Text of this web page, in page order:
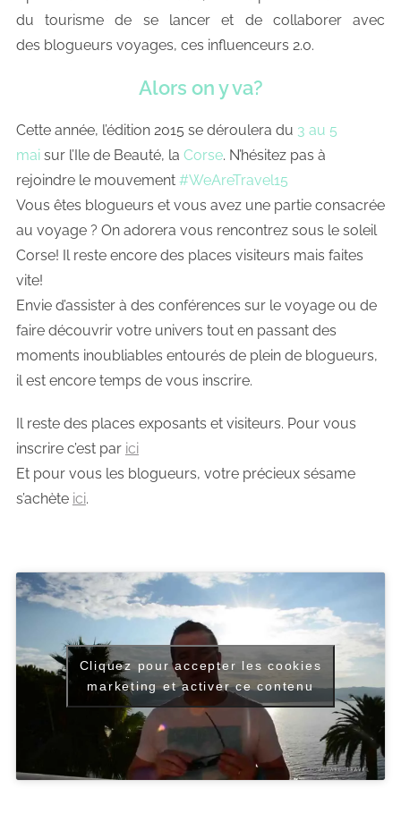
du tourisme de se lancer et de collaborer avec
des blogueurs voyages, ces influenceurs 2.0.
Alors on y va?
Cette année, l’édition 2015 se déroulera du 3 au 5
maisur l’Ile de Beauté, la Corse. N’hésitez pas à
rejoindre le mouvement #WeAreTravel15
Vous êtes blogueurs et vous avez une partie consacrée
au voyage ? On adorera vous rencontrez sous le soleil
Corse! Il reste encore des places visiteurs mais faites
vite!
Envie d’assister à des conférences sur le voyage ou de
faire découvrir votre univers tout en passant des
moments inoubliables entourés de plein de blogueurs,
il est encore temps de vous inscrire.
Il reste des places exposants et visiteurs. Pour vous
inscrire c’est par ici
Et pour vous les blogueurs, votre précieux sésame
s’achète ici.
Cliquez pour accepter les cookies
marketing et activer ce contenu